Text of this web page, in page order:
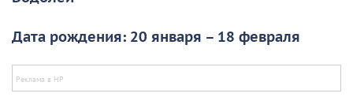
Дата рождения: 20 января – 18 февраля